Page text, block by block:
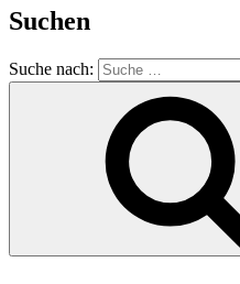
Suchen
Suche nach: